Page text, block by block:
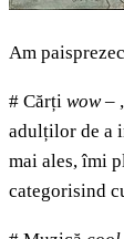
Am
# Cărți wow–
adulților de a
mai ales, îmi
categorisind